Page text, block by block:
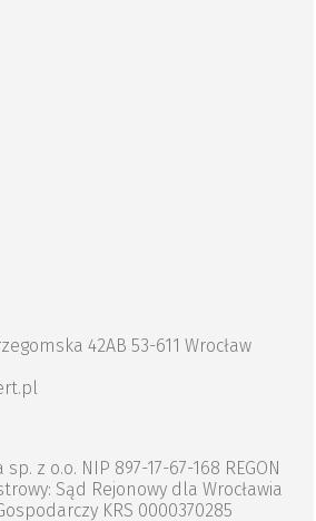
42AB 53-611 Wrocław
z o.o. NIP 897-17-67-168 REGON
Sąd Rejonowy dla Wrocławia
KRS 0000370285